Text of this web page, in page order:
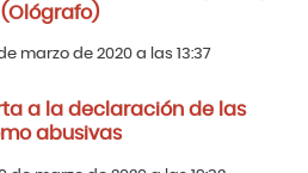
marzo de 2020 a las 13:37
a la declaración de las
abusivas